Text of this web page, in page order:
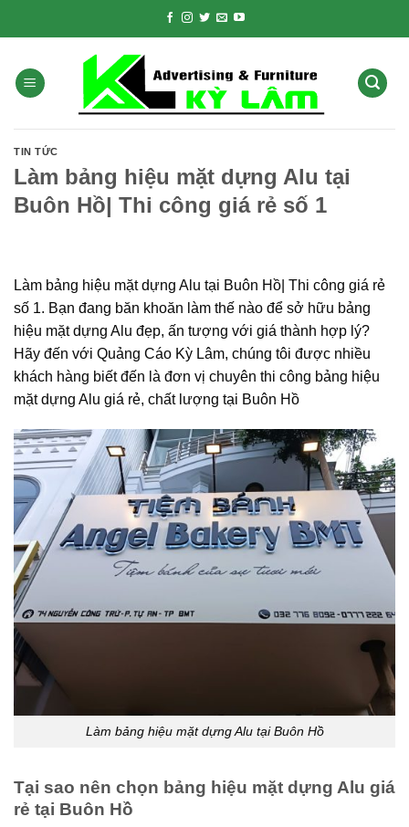
TIN TỨC
Làm bảng hiệu mặt dựng Alu tại
Buôn Hồ| Thi công giá rẻ số 1
Làm bảng hiệu mặt dựng Alu tại Buôn Hồ| Thi công giá rẻ
số 1. Bạn đang băn khoăn làm thế nào để sở hữu bảng
hiệu mặt dựng Alu đẹp, ấn tượng với giá thành hợp lý?
Hãy đến với Quảng Cáo Kỳ Lâm, chúng tôi được nhiều
khách hàng biết đến là đơn vị chuyên thi công bảng hiệu
mặt dựng Alu giá rẻ, chất lượng tại Buôn Hồ
Làm bảng hiệu mặt dựng Alu tại Buôn Hồ
Tại sao nên chọn bảng hiệu mặt dựng Alu giá
rẻ tại Buôn Hồ